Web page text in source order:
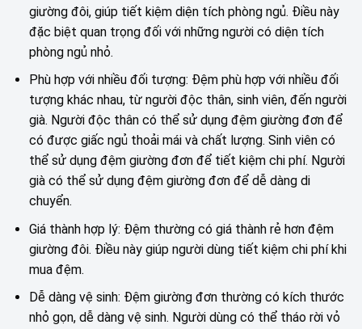
giường đôi, giúp tiết kiệm diện tích phòng ngủ. Điều này
đặc biệt quan trọng đối với những người có diện tích
phòng ngủ nhỏ.
Phù hợp với nhiều đối tượng: Đệm phù hợp với nhiều đối
tượng khác nhau, từ người độc thân, sinh viên, đến người
già. Người độc thân có thể sử dụng đệm giường đơn để
có được giấc ngủ thoải mái và chất lượng. Sinh viên có
thể sử dụng đệm giường đơn để tiết kiệm chi phí. Người
già có thể sử dụng đệm giường đơn để dễ dàng di
chuyển.
Giá thành hợp lý: Đệm thường có giá thành rẻ hơn đệm
giường đôi. Điều này giúp người dùng tiết kiệm chi phí khi
mua đệm.
Dễ dàng vệ sinh: Đệm giường đơn thường có kích thước
nhỏ gọn, dễ dàng vệ sinh. Người dùng có thể tháo rời vỏ